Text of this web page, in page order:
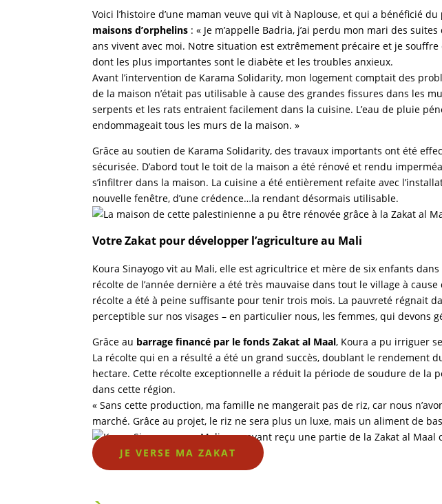
Voici l’histoire d’une maman veuve qui vit à Naplouse, et qui a bénéficié du
maisons d’orphelins : « Je m’appelle Badria, j’ai perdu mon mari des
ans vivent avec moi. Notre situation est extrêmement précaire et je
dont les plus importantes sont le diabète et les troubles anxieux.
Avant l’intervention de Karama Solidarity, mon logement comptait des
de la maison n’était pas utilisable à cause des grandes fissures dans les
serpents et les rats entraient facilement dans la cuisine. L’eau de pluie
endommageait tous les murs de la maison. »
Grâce au soutien de Karama Solidarity, des travaux importants ont été
sécurisée. D’abord tout le toit de la maison a été rénové et rendu
s’infiltrer dans la maison. La cuisine a été entièrement refaite avec
nouvelle fenêtre, d’une crédence…la rendant désormais utilisable.
Votre Zakat pour développer l’agriculture au Mali
Koura Sinayogo vit au Mali, elle est agricultrice et mère de six enfants
récolte de l’année dernière a été très mauvaise dans tout le village à
récolte a été à peine suffisante pour tenir trois mois. La pauvreté régnait
perceptible sur nos visages – en particulier nous, les femmes, qui devons
Grâce au barrage financé par le fonds Zakat al Maal, Koura a pu irriguer
La récolte qui en a résulté a été un grand succès, doublant le rendement
hectare. Cette récolte exceptionnelle a réduit la période de soudure de la
dans cette région.
« Sans cette production, ma famille ne mangerait pas de riz, car nous
marché. Grâce au projet, le riz ne sera plus un luxe, mais un aliment de
JE VERSE MA ZAKAT